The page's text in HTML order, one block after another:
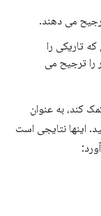
ترجیح می دهند.
که تاریکی را
را ترجیح می
کند، به عنوان
اینها نتایجی است